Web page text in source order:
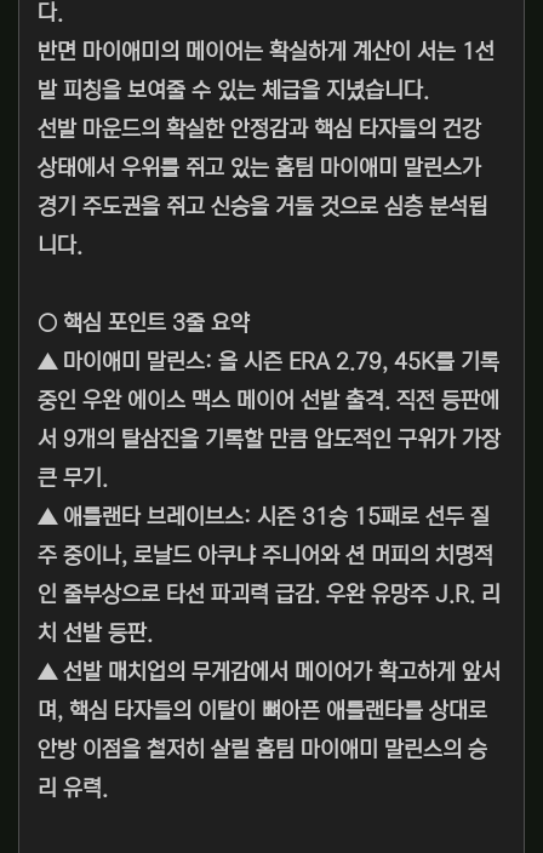
다.
반면 마이애미의 메이어는 확실하게 계산이 서는 1선
발 피칭을 보여줄 수 있는 체급을 지녔습니다.
선발 마운드의 확실한 안정감과 핵심 타자들의 건강
상태에서 우위를 쥐고 있는 홈팀 마이애미 말린스가
경기 주도권을 쥐고 신승을 거둘 것으로 심층 분석됩
니다.
○ 핵심 포인트 3줄 요약
▲ 마이애미 말린스: 올 시즌 ERA 2.79, 45K를 기록
중인 우완 에이스 맥스 메이어 선발 출격. 직전 등판에
서 9개의 탈삼진을 기록할 만큼 압도적인 구위가 가장
큰 무기.
▲ 애틀랜타 브레이브스: 시즌 31승 15패로 선두 질
주 중이나, 로날드 아쿠냐 주니어와 션 머피의 치명적
인 줄부상으로 타선 파괴력 급감. 우완 유망주 J.R. 리
치 선발 등판.
▲ 선발 매치업의 무게감에서 메이어가 확고하게 앞서
며, 핵심 타자들의 이탈이 뼈아픈 애틀랜타를 상대로
안방 이점을 철저히 살릴 홈팀 마이애미 말린스의 승
리 유력.